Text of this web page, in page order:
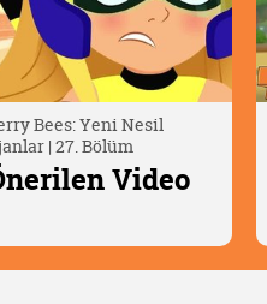
Yan | Şubat Tanıtım
Video